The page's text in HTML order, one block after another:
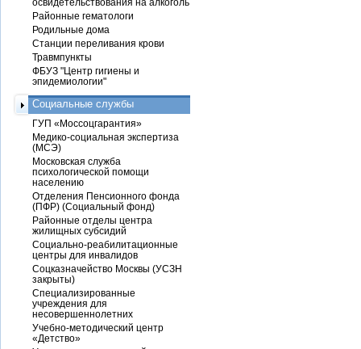
Районные гематологи
Родильные дома
Станции переливания крови
Травмпункты
ФБУЗ "Центр гигиены и
эпидемиологии"
Социальные службы
ГУП «Моссоцгарантия»
Медико-социальная экспертиза
(МСЭ)
Московская служба
психологической помощи
населению
Отделения Пенсионного фонда
(ПФР) (Социальный фонд)
Районные отделы центра
жилищных субсидий
Социально-реабилитационные
центры для инвалидов
Соцказначейство Москвы (УСЗН
закрыты)
Специализированные
учреждения для
несовершеннолетних
Учебно-методический центр
«Детство»